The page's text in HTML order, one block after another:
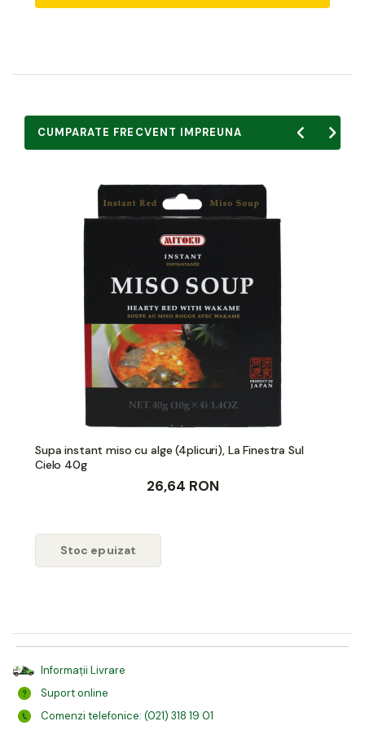
CUMPARATE FRECVENT IMPREUNA
Supa instant miso cu alge (4plicuri), La Finestra Sul
Cielo 40g
26,64 RON
Stoc epuizat
Informații Livrare
Suport online
Comenzi telefonice: (021) 318 19 01